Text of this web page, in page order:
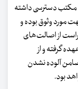
مکتب دسترسی داشته
مورد وثوق بوده و
از اصالت‌های
گرفته و از
آلوده نشدن
بود.